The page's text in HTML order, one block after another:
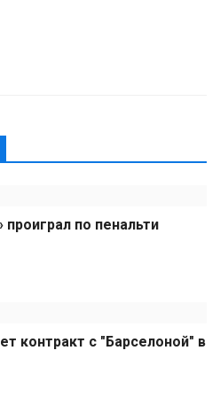
по пенальти
контракт с "Барселоной" в